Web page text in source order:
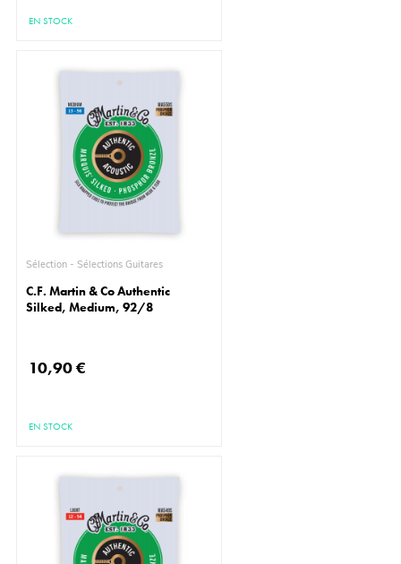
EN STOCK
Sélection - Sélections Guitares
C.F. Martin & Co Authentic
Silked, Medium, 92/8
10,90 €
EN STOCK